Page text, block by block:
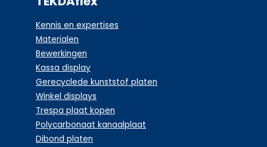
Kennis en expertises
Materialen
Bewerkingen
Kassa display
Gerecyclede kunststof platen
Winkel displays
Trespa plaat kopen
Polycarbonaat kanaalplaat
Dibond platen